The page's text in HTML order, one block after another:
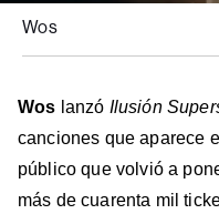
Wos
Wos lanzó Ilusión
canciones que aparece
público que volvió a
más de cuarenta mil